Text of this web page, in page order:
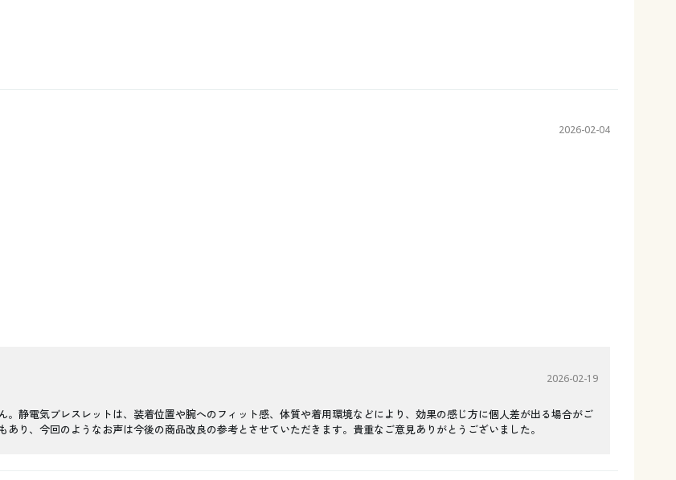
2026-02-04
2026-02-19
静電気ブレスレットは、装着位置や腕へのフィット感、体質や着用環境などにより、効果の感じ方に個人差が出る場合がご
り、今回のようなお声は今後の商品改良の参考とさせていただきます。貴重なご意見ありがとうございました。